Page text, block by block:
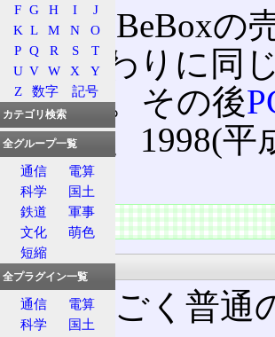
しかしBeBoxの
止、代わりに同
された。その後
売され、1998(平
る。
特徴
GUIなど
操作はごく普通
F G H I
J
K L M N
O
P Q R S
T
U V W X
Y
Z
数字 記号
カテゴリ検索
全グループ一覧
通信
電算
科学
国土
鉄道
軍事
文化
萌色
短縮
全プラグイン一覧
通信
電算
科学
国土